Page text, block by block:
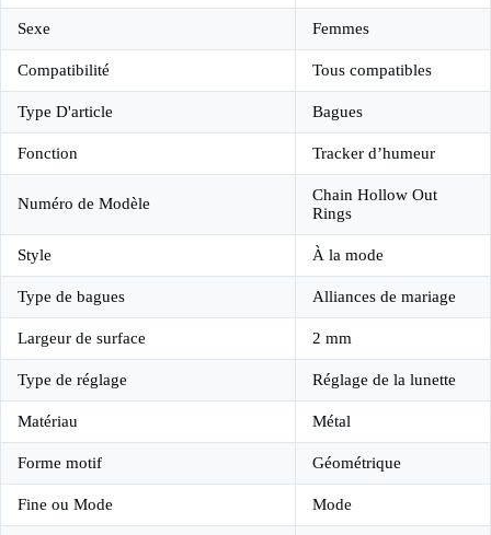
Sexe Femmes
Compatibilité Tous compatibles
Type D'article Bagues
Fonction Tracker d’humeur
Numéro de Modèle
Chain Hollow Out
Rings
Style À la mode
Type de bagues Alliances de mariage
Largeur de surface 2 mm
Type de réglage Réglage de la lunette
Matériau Métal
Forme motif Géométrique
Fine ou Mode Mode